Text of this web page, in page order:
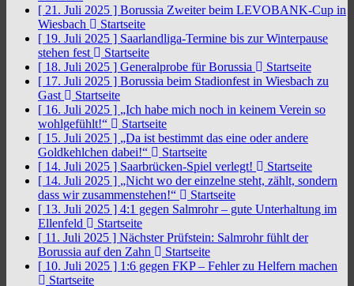
[ 21. Juli 2025 ] Borussia Zweiter beim LEVOBANK-Cup in
Wiesbach
Startseite
[ 19. Juli 2025 ] Saarlandliga-Termine bis zur Winterpause
stehen fest
Startseite
[ 18. Juli 2025 ] Generalprobe für Borussia
Startseite
[ 17. Juli 2025 ] Borussia beim Stadionfest in Wiesbach zu
Gast
Startseite
[ 16. Juli 2025 ] „Ich habe mich noch in keinem Verein so
wohlgefühlt!“
Startseite
[ 15. Juli 2025 ] „Da ist bestimmt das eine oder andere
Goldkehlchen dabei!“
Startseite
[ 14. Juli 2025 ] Saarbrücken-Spiel verlegt!
Startseite
[ 14. Juli 2025 ] „Nicht wo der einzelne steht, zählt, sondern
dass wir zusammenstehen!“
Startseite
[ 13. Juli 2025 ] 4:1 gegen Salmrohr – gute Unterhaltung im
Ellenfeld
Startseite
[ 11. Juli 2025 ] Nächster Prüfstein: Salmrohr fühlt der
Borussia auf den Zahn
Startseite
[ 10. Juli 2025 ] 1:6 gegen FKP – Fehler zu Helfern machen
Startseite